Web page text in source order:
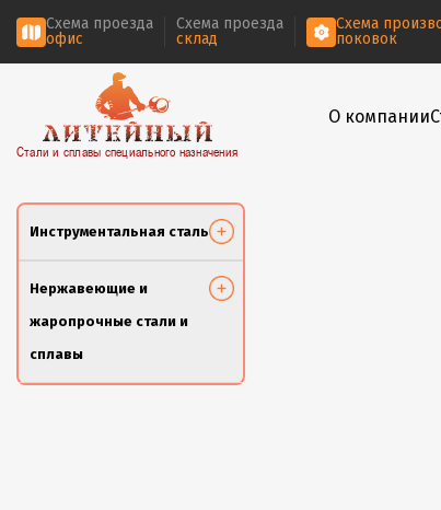
Схема проезда
офис
Схема проезда
склад
Схема
поковок
Стали и сплавы специального назначения
О компании
Инструментальная сталь
Нержавеющие и
жаропрочные стали и
сплавы